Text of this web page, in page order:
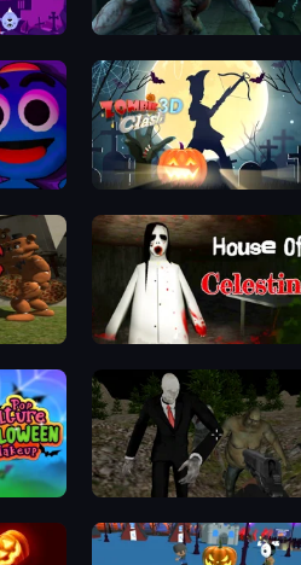
Shoot
Zombie Clash 3D: Halloween
Slenderman VS Freddy The Fazbear House of Celestina
Pop Culture Halloween Makeup Shoot Your